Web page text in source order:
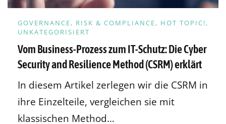
GOVERNANCE, RISK & COMPLIANCE, HOT TOPIC!,
UNKATEGORISIERT
Vom Business-Prozess zum IT-Schutz: Die Cyber
Security and Resilience Method (CSRM) erklärt
In diesem Artikel zerlegen wir die CSRM in
ihre Einzelteile, vergleichen sie mit
klassischen Method…